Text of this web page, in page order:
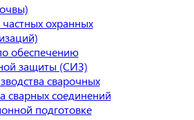
охранных
обеспечению
защиты (СИЗ)
сварочных
сварных соединений
подготовке